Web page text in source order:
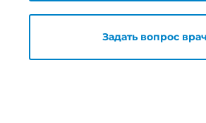
Задать вопрос